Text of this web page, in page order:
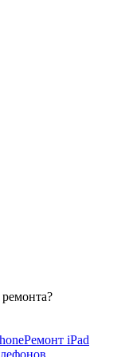
Ремонт iPad